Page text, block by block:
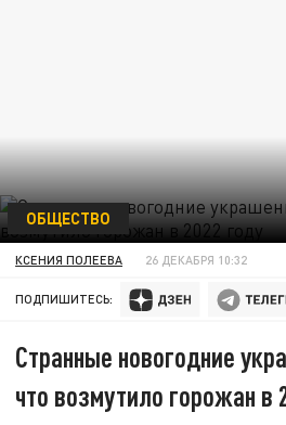
ОБЩЕСТВО
КСЕНИЯ ПОЛЕЕВА 26 ДЕКАБРЯ 10:32
ПОДПИШИТЕСЬ:
Странные новогодние
что возмутило горожан в